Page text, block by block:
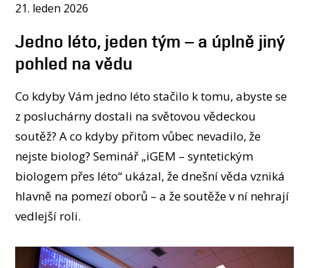
VÝZKUMNÉ LABORATOŘE
STŘEDOŠKOLSKÁ ODBORNÁ ČINNOST
NAŠI PARTNEŘI
O NÁS
LABORATOŘE
MÉDIA
KONFERENCE A SOUTĚŽE
KONTAKT
21. leden 2026
Jedno léto, jeden tým – a úplně jiný
pohled na vědu
Co kdyby Vám jedno léto stačilo k tomu, abyste se
z posluchárny dostali na světovou vědeckou
soutěž? A co kdyby přitom vůbec nevadilo, že
nejste biolog? Seminář „iGEM – syntetickým
biologem přes léto“ ukázal, že dnešní věda vzniká
hlavně na pomezí oborů – a že soutěže v ní nehrají
vedlejší roli.